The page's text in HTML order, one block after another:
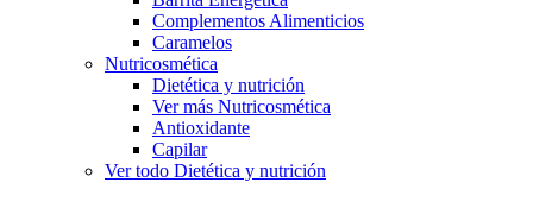
Complementos Alimenticios
Caramelos
Nutricosmética
Dietética y nutrición
Ver más Nutricosmética
Antioxidante
Capilar
Ver todo Dietética y nutrición